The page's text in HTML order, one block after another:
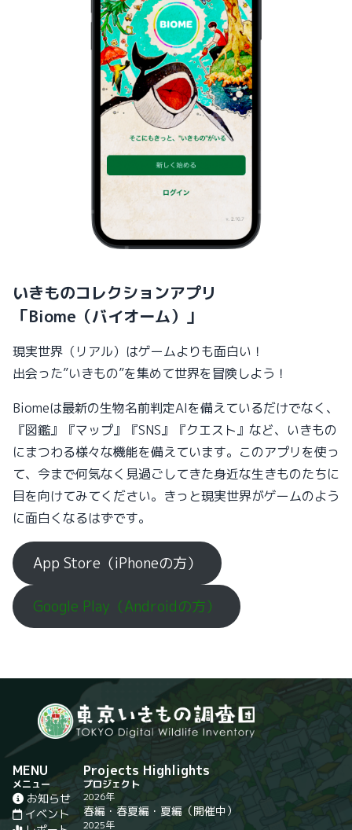
いきものコレクションアプリ
「Biome（バイオーム）」
現実世界（リアル）はゲームよりも面白い！
出会った”いきもの”を集めて世界を冒険しよう！
Biomeは最新の生物名前判定AIを備えているだけでなく、
『図鑑』『マップ』『SNS』『クエスト』など、いきもの
にまつわる様々な機能を備えています。このアプリを使っ
て、今まで何気なく見過ごしてきた身近な生きものたちに
目を向けてみてください。きっと現実世界がゲームのよう
に面白くなるはずです。
App Store（iPhoneの方）
Google Play（Androidの方）
MENU
メニュー
お知らせ
イベント
Projects Highlights
プロジェクト
2026年
春編 ・ 春夏編 ・ 夏編 （開催中）
2025年